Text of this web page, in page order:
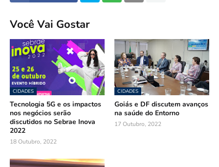
Você Vai Gostar
CIDADES
Tecnologia 5G e os impactos
nos negócios serão
discutidos no Sebrae Inova
2022
18 Outubro, 2022
CIDADES
Goiás e DF discutem avanços
na saúde do Entorno
17 Outubro, 2022